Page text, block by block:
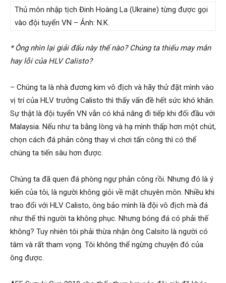
thám
giss,
Thủ môn nhập tịch Đinh Hoàng La (Ukraine) từng được gọi
vào đội tuyển VN – Ảnh: N.K.
* Ông nhìn lại giải đấu này thế nào? Chúng ta thiếu may mắn
hay lỗi của HLV Calisto?
– Chúng ta là nhà đương kim vô địch và hãy thử đặt mình vào
vị trí của HLV trưởng Calisto thì thấy vấn đề hết sức khó khăn.
Sự thật là đội tuyển VN vẫn có khả năng đi tiếp khi đối đầu với
Malaysia. Nếu như ta bằng lòng và hạ mình thấp hơn một chút,
chọn cách đá phản công thay vì chơi tấn công thì có thể
chúng ta tiến sâu hơn được.
Chúng ta đã quen đá phòng ngự phản công rồi. Nhưng đó là ý
kiến của tôi, là người không giỏi về mặt chuyên môn. Nhiều khi
trao đổi với HLV Calisto, ông bảo mình là đội vô địch mà đá
như thế thì người ta không phục. Nhưng bóng đá có phải thế
không? Tuy nhiên tôi phải thừa nhận ông Calsito là người có
tâm và rất tham vọng. Tôi không thể ngừng chuyện đó của
ông được.